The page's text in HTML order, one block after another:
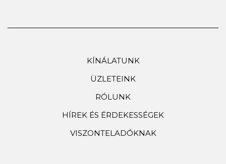
KÍNÁLATUNK
ÜZLETEINK
RÓLUNK
HÍREK ÉS ÉRDEKESSÉGEK
VISZONTELADÓKNAK